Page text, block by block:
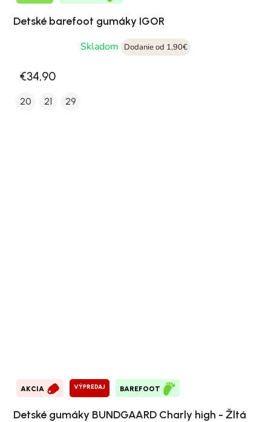
Detské barefoot gumáky IGOR
Skladom
Dodanie od 1,90€
€34,90
20 21 29
AKCIA VÝPREDAJ BAREFOOT
Detské gumáky BUNDGAARD Charly high - Žltá